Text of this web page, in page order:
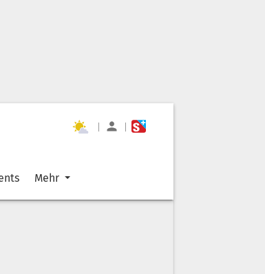
| |
Mehr